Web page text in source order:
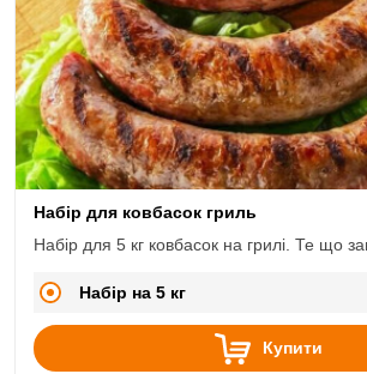
Набір для ковбасок гриль
Набір на 5 кг
Купити